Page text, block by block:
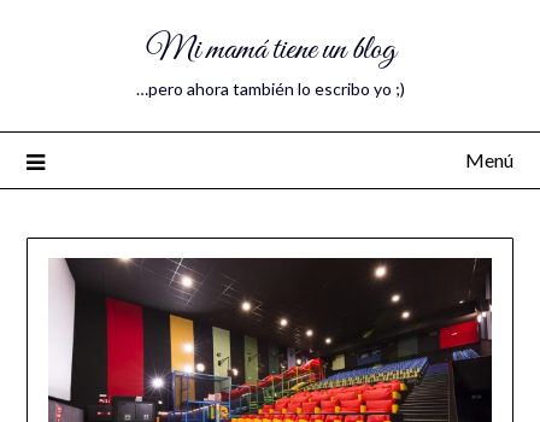
Mi mamá tiene un blog
…pero ahora también lo escribo yo ;)
Menú